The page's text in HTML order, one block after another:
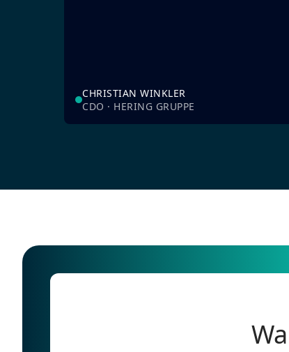
CHRISTIAN WINKLER
CDO · HERING GRUPPE